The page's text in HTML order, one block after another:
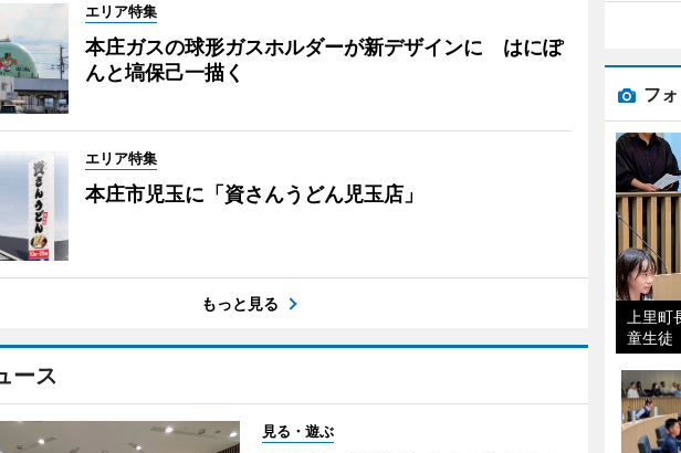
エリア特集
本庄ガスの球形ガスホルダーが新デザインに はにぽ
んと塙保己一描く
エリア特集
本庄市児玉に「資さんうどん児玉店」
もっと見る
ース
見る・遊ぶ
フ
上里
童生徒